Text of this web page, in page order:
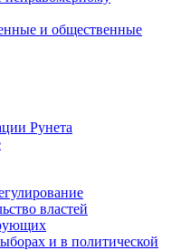
и общественные
Рунета
властей
и в политической